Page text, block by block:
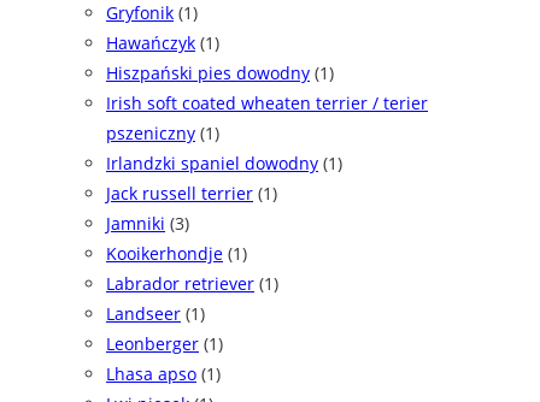
Gryfonik (1)
Hawańczyk (1)
Hiszpański pies dowodny (1)
Irish soft coated wheaten terrier / terier
pszeniczny (1)
Irlandzki spaniel dowodny (1)
Jack russell terrier (1)
Jamniki (3)
Kooikerhondje (1)
Labrador retriever (1)
Landseer (1)
Leonberger (1)
Lhasa apso (1)